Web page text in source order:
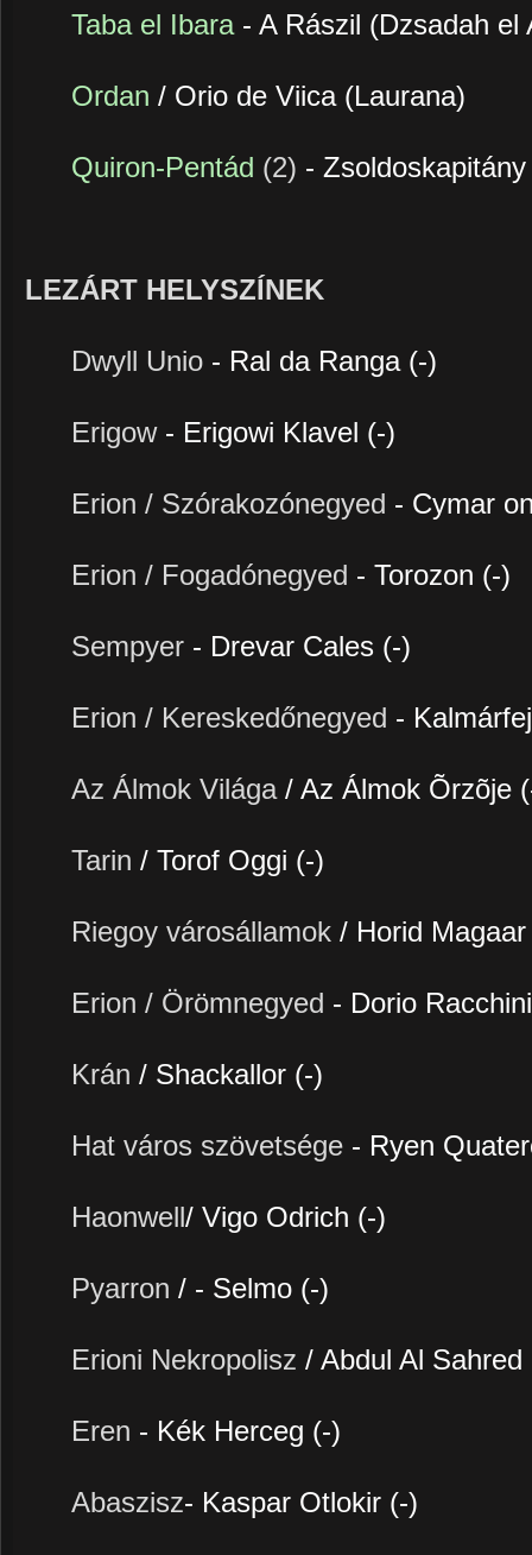
Taba el Ibara - A Rászil (Dzsadah el
Ordan / Orio de Viica (Laurana)
Quiron-Pentád (2) -
LEZÁRT HELYSZÍNEK
Dwyll Unio - Ral da Ranga (-)
Erigow - Erigowi Klavel (-)
Erion / Szórakozónegyed - Cymar
Erion / Fogadónegyed - Torozon (-)
Sempyer - Drevar Cales (-)
Erion / Kereskedőnegyed -
Az Álmok Világa / Az Álmok Õrzõje
Tarin / Torof Oggi (-)
Riegoy városállamok / Horid
Erion / Örömnegyed - Dorio
Krán / Shackallor (-)
Hat város szövetsége - Ryen
Haonwell/ Vigo Odrich (-)
Pyarron / - Selmo (-)
Erioni Nekropolisz / Abdul Al Sahred
Eren - Kék Herceg (-)
Abaszisz- Kaspar Otlokir (-)